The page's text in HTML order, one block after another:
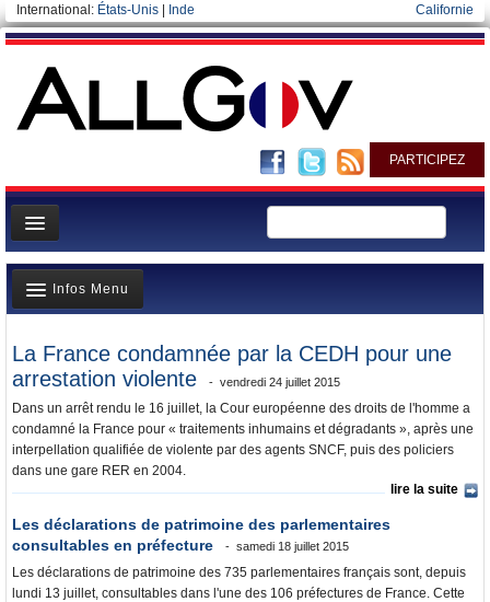
International: États-Unis Inde Californie
PARTICIPEZ
Page d'accueil
Infos
Ministères/Directions
Blog
Elections européennes
Infos Menu
Elections européennes
A la Une
Polémiques
Où va l’argent?
La France et le Monde
La France condamnée par la CEDH pour une
arrestation violente
vendredi 24 juillet 2015
Dans un arrêt rendu le 16 juillet, la Cour européenne des droits de l'homme a
condamné la France pour « traitements inhumains et dégradants », après une
interpellation qualifiée de violente par des agents SNCF, puis des policiers
dans une gare RER en 2004.
lire la suite
Les déclarations de patrimoine des parlementaires
consultables en préfecture
samedi 18 juillet 2015
Les déclarations de patrimoine des 735 parlementaires français sont, depuis
lundi 13 juillet, consultables dans l'une des 106 préfectures de France. Cette